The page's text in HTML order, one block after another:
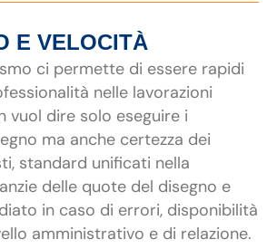
E VELOCITÀ
ci permette di essere rapidi
nelle lavorazioni
vuol dire solo eseguire i
ma anche certezza dei
standard unificati nella
delle quote del disegno e
in caso di errori, disponibilità
amministrativo e di relazione.